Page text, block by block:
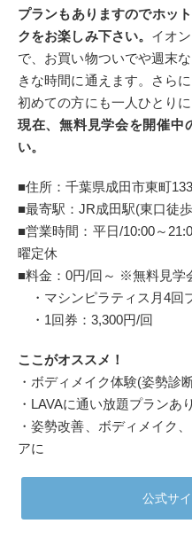
プランもありますのでホッ
クをお楽しみ下さい。 イオ
で、お買い物ついでや週末
きな時間に通えます。さら
初めての方にも一人ひとり
現在、無料見学会を開催中
い。
■住所：千葉県成田市東町
■最寄駅：JR成田駅(東口徒
■営業時間：平日/10:00～
曜定休
■料金：0円/回～ ※無料見学
・マシンピラティス月4回
・1回券：3,300円/回
ここがオススメ！
・ボディメイク体験(姿勢診
・LAVAに通い放題プランあ
・姿勢改善、ボディメイク
アに
公式サ